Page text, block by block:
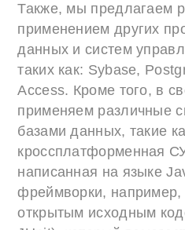
Также, мы предлагаем
применением других
данных и систем
таких как: Sybase,
Access. Кроме того, в
применяем различные
базами данных, такие
кроссплатформенная
написанная на языке
фреймворки,
открытым исходным